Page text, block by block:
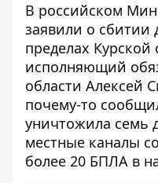
В российском
заявили о сбитии
пределах
исполняющий
области Алексей
почему-то
уничтожила семь
местные каналы
более 20 БПЛА в